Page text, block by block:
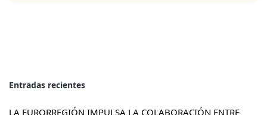
Entradas recientes
LA EURORREGIÓN IMPULSA LA COLABORACIÓN ENTRE